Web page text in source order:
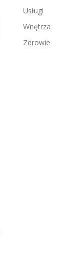
Usługi
Wnętrza
Zdrowie